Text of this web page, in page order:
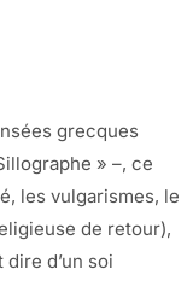
grecques
» –, ce
les vulgarismes, le
de retour),
d’un soi